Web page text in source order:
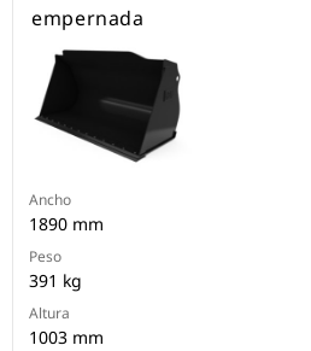
empernada
Ancho
1890 mm
Peso
391 kg
Altura
1003 mm